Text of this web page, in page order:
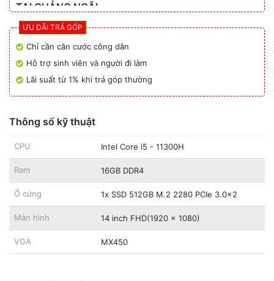
TẠI QUẢNG NGÃI
726 Quang Trung
ƯU ĐÃI TRẢ GÓP
Chỉ cần căn cước công dân
Hỗ trợ sinh viên và người đi làm
Lãi suất từ 1% khi trả góp thường
Thông số kỹ thuật
CPU Intel Core i5 - 11300H
Ram 16GB DDR4
Ổ cứng 1x SSD 512GB M.2 2280 PCIe 3.0x2
Màn hình 14 inch FHD(1920 x 1080)
VGA MX450